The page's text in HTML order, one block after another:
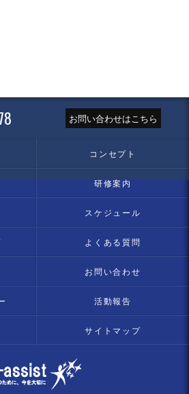
お問い合わせはこちら
コンセプト
研修案内
スケジュール
よくある質問
お問い合わせ
活動報告
サイトマップ